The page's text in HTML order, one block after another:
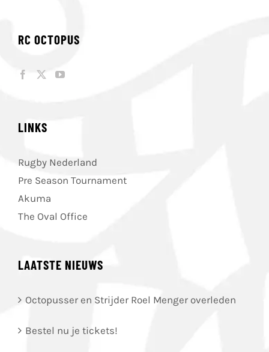
RC OCTOPUS
LINKS
Rugby Nederland
Pre Season Tournament
Akuma
The Oval Office
LAATSTE NIEUWS
Octopusser en Strijder Roel Menger overleden
Bestel nu je tickets!